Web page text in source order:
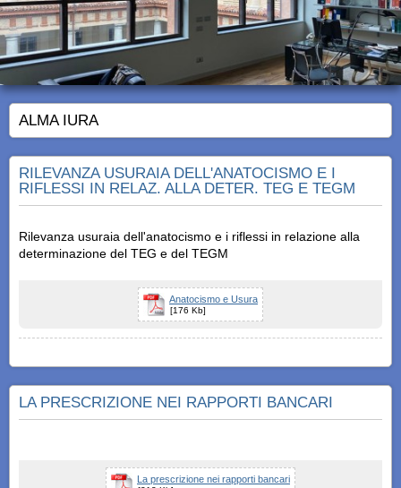
ALMA IURA
RILEVANZA USURAIA DELL'ANATOCISMO E I
RIFLESSI IN RELAZ. ALLA DETER. TEG E TEGM
Rilevanza usuraia dell'anatocismo e i riflessi in relazione alla
determinazione del TEG e del TEGM
Anatocismo e Usura
[176 Kb]
LA PRESCRIZIONE NEI RAPPORTI BANCARI
La prescrizione nei rapporti bancari